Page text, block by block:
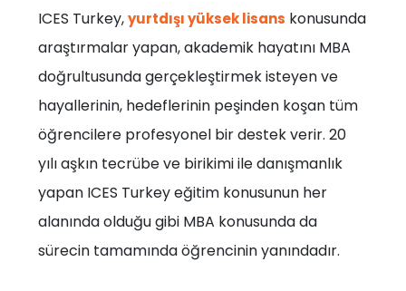
ICES Turkey,yurtdışı yüksek lisans konusunda
araştırmalar yapan, akademik hayatını MBA
doğrultusunda gerçekleştirmek isteyen ve
hayallerinin, hedeflerinin peşinden koşan tüm
öğrencilere profesyonel bir destek verir. 20
yılı aşkın tecrübe ve birikimi ile danışmanlık
yapan ICES Turkey eğitim konusunun her
alanında olduğu gibi MBA konusunda da
sürecin tamamında öğrencinin yanındadır.